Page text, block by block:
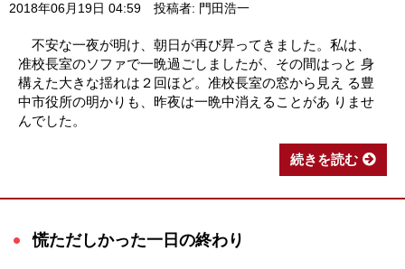
2018年06月19日 04:59 投稿者: 門田浩一
不安な一夜が明け、朝日が再び昇ってきました。私は、
准校長室のソファで一晩過ごしましたが、その間はっと 身
構えた大きな揺れは２回ほど。准校長室の窓から見え る豊
中市役所の明かりも、昨夜は一晩中消えることがあ りませ
んでした。
続きを読む
慌ただしかった一日の終わり